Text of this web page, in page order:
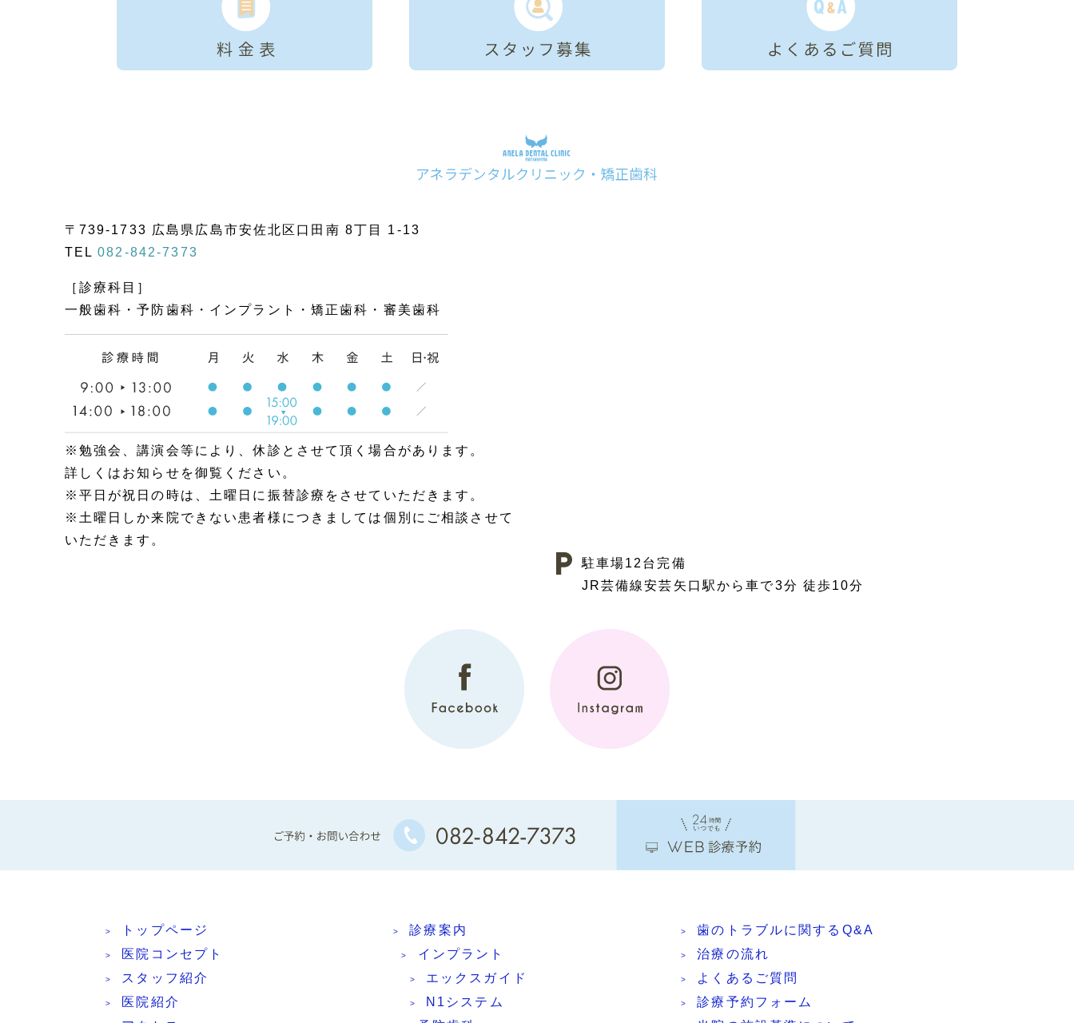
〒739-1733 広島県広島市安佐北区口田南 8丁目 1-13
TEL082-842-7373
［診療科目］
一般歯科・予防歯科・インプラント・矯正歯科・審美歯科
※勉強会、講演会等により、休診とさせて頂く場合があります。
詳しくはお知らせを御覧ください。
※平日が祝日の時は、土曜日に振替診療をさせていただきます。
※土曜日しか来院できない患者様につきましては個別にご相談させて
いただきます。
駐車場12台完備
JR芸備線安芸矢口駅から車で3分 徒歩10分
トップページ
医院コンセプト
スタッフ紹介
医院紹介
診療案内
インプラント
エックスガイド
N1システム
歯のトラブルに関するQ&A
治療の流れ
よくあるご質問
診療予約フォーム